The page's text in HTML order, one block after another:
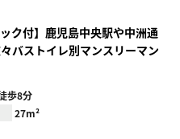
ク付】鹿児島中央駅や中洲通
バストイレ別マンスリーマン
歩8分
27m²